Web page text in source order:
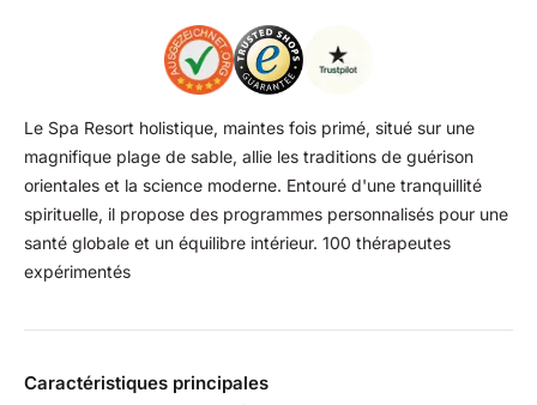
Le Spa Resort holistique, maintes fois primé, situé sur une
magnifique plage de sable, allie les traditions de guérison
orientales et la science moderne. Entouré d'une tranquillité
spirituelle, il propose des programmes personnalisés pour une
santé globale et un équilibre intérieur. 100 thérapeutes
expérimentés
Caractéristiques principales